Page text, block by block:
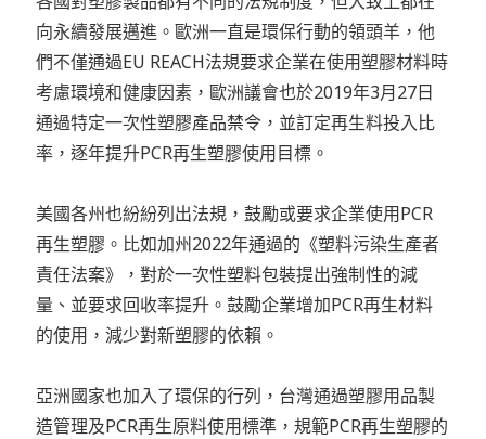
向永續發展邁進。歐洲一直是環保行動的領頭羊，他
們不僅通過EU REACH法規要求企業在使用塑膠材料時
考慮環境和健康因素，歐洲議會也於2019年3月27日
通過特定一次性塑膠產品禁令，並訂定再生料投入比
率，逐年提升PCR再生塑膠使用目標。
美國各州也紛紛列出法規，鼓勵或要求企業使用PCR
再生塑膠。比如加州2022年通過的《塑料污染生產者
責任法案》，對於一次性塑料包裝提出強制性的減
量、並要求回收率提升。鼓勵企業增加PCR再生材料
的使用，減少對新塑膠的依賴。
亞洲國家也加入了環保的行列，台灣通過塑膠用品製
造管理及PCR再生原料使用標準，規範PCR再生塑膠的